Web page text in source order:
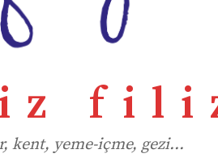
kent, yeme-içme, gezi…